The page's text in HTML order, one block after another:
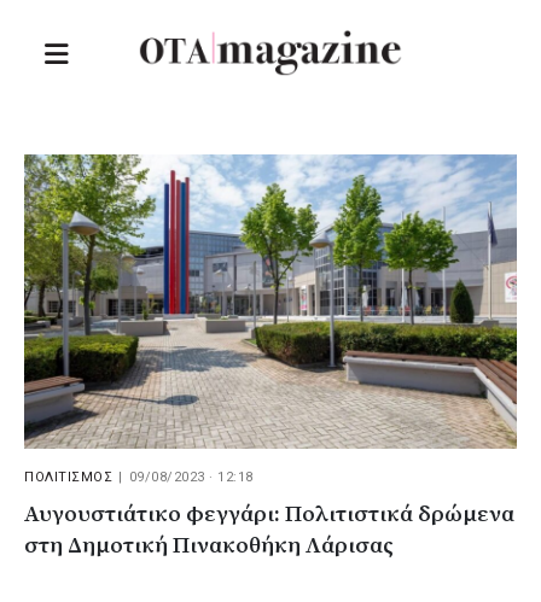
ΠΟΛΙΤΙΣΜΟΣ 09/08/2023 · 12:18
Αυγουστιάτικο φεγγάρι: Πολιτιστικά δρώμενα
στη Δημοτική Πινακοθήκη Λάρισας